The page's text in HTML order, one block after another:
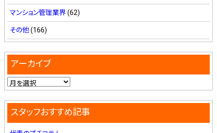
マンション管理業界(62)
その他(166)
アーカイブ
スタッフおすすめ記事